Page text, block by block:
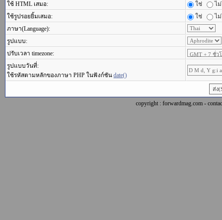
ใช้ HTML เสมอ:
ใช่
ไ
ใช้รูปรอยยิ้มเสมอ:
ใช่
ไ
ภาษา(Language):
รูปแบบ:
ปรับเวลา timezone:
รูปแบบวันที่:
ใช้รหัสตามหลักของภาษา PHP ในฟังก์ชัน date()
copyright : forwardmag.com -